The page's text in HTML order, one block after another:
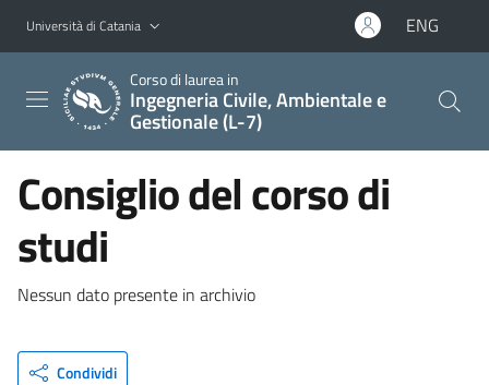
Vai al contenuto principale
Vai al menu di navigazione
Università di Catania ENG
Corso di laurea in
Ingegneria Civile, Ambientale e
Gestionale (L-7)
Consiglio del corso di
studi
Nessun dato presente in archivio
Condividi